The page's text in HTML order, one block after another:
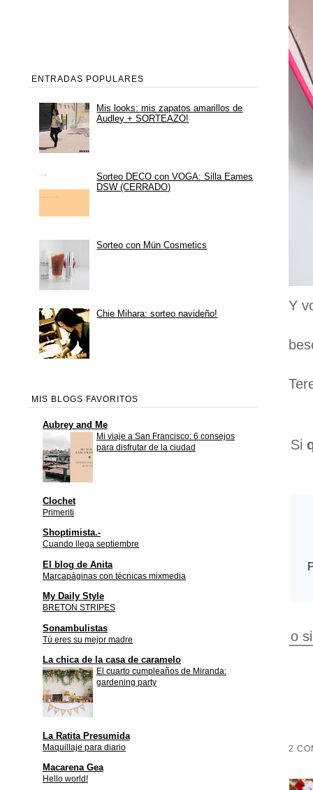
Y
Si
o
2
ENTRADAS POPULARES
Mis looks: mis zapatos amarillos de
Audley + SORTEAZO!
Sorteo DECO con VOGA: Silla Eames
DSW (CERRADO)
Sorteo con Mün Cosmetics
Chie Mihara: sorteo navideño!
MIS BLOGS FAVORITOS
Aubrey and Me
Mi viaje a San Francisco: 6 consejos
para disfrutar de la ciudad
Clochet
Primeriti
Shoptimista.-
Cuando llega septiembre
El blog de Anita
Marcapáginas con técnicas mixmedia
My Daily Style
BRETON STRIPES
Sonambulistas
Tú eres su mejor madre
La chica de la casa de caramelo
El cuarto cumpleaños de Miranda:
gardening party
La Ratita Presumida
Maquillaje para diario
Macarena Gea
Hello world!